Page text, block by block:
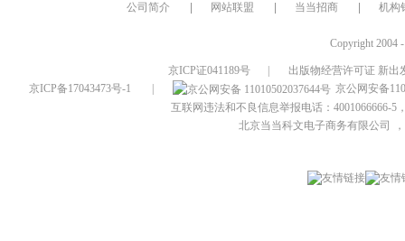
公司简介 网站联盟 当当招商 机构
Copyright 2004
京ICP证041189号
出版物经营许可证 新出
京ICP备17043473号-1
京公网安备
互联网违法和不良信息举报电话：4001066666-5
北京当当科文电子商务有限公司